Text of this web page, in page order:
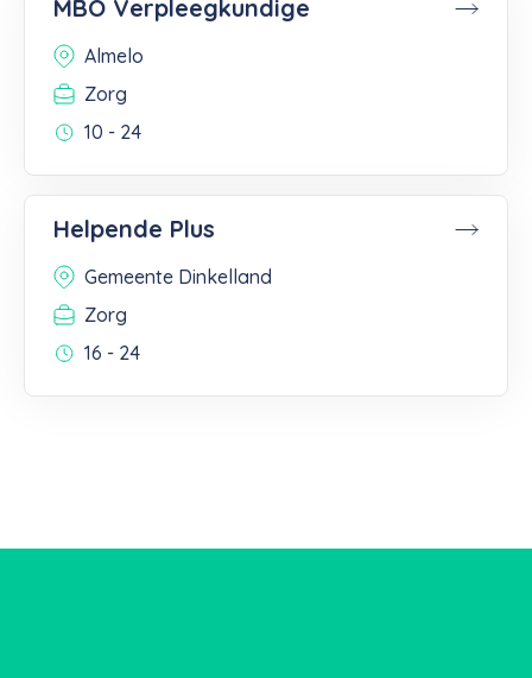
MBO Verpleegkundige
Almelo
Zorg
10 - 24
Helpende Plus
Gemeente Dinkelland
Zorg
16 - 24